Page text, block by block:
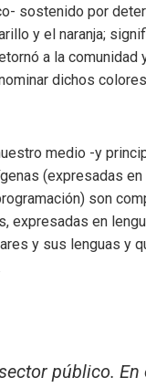
sostenido por
y el naranja;
a la
dichos
medio -y
(expresadas
son
expresadas en
y sus lenguas y
público.